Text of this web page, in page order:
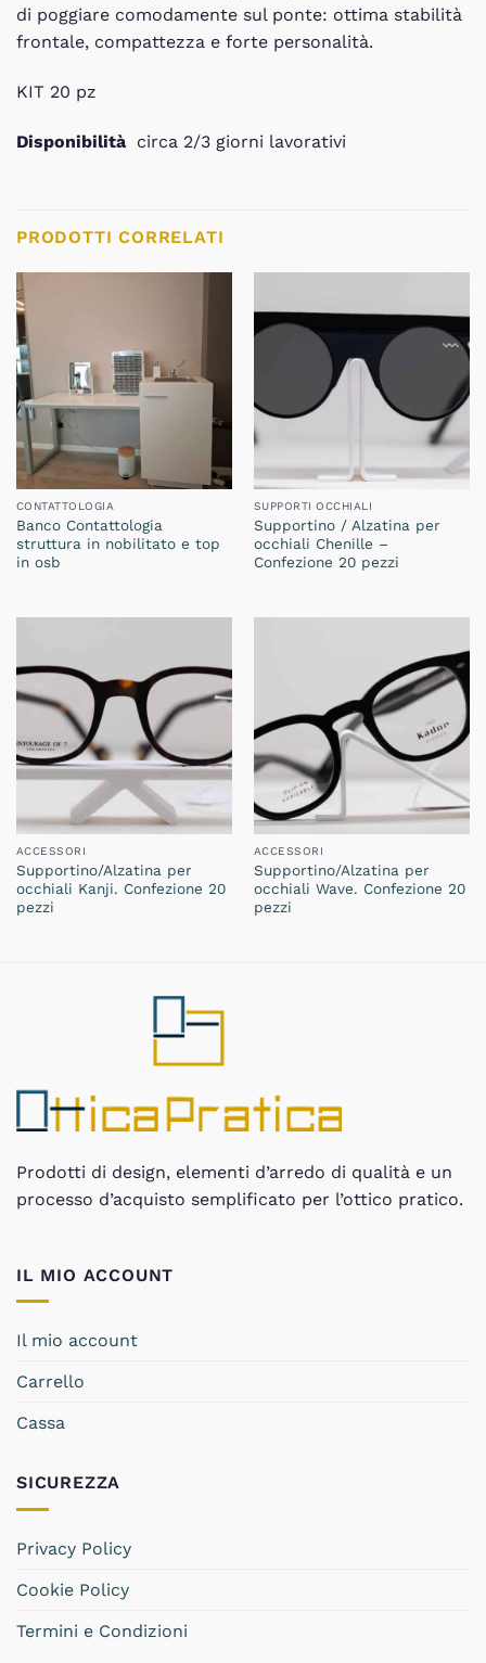
di poggiare comodamente sul ponte: ottima stabilità
frontale, compattezza e forte personalità.
KIT 20 pz
Disponibilità circa 2/3 giorni lavorativi
PRODOTTI CORRELATI
CONTATTOLOGIA
Banco Contattologia
struttura in nobilitato e top
in osb
SUPPORTI OCCHIALI
Supportino / Alzatina per
occhiali Chenille –
Confezione 20 pezzi
ACCESSORI
Supportino/Alzatina per
occhiali Kanji. Confezione 20
pezzi
ACCESSORI
Supportino/Alzatina per
occhiali Wave. Confezione 20
pezzi
Prodotti di design, elementi d’arredo di qualità e un
processo d’acquisto semplificato per l’ottico pratico.
IL MIO ACCOUNT
Il mio account
Carrello
Cassa
SICUREZZA
Privacy Policy
Cookie Policy
Termini e Condizioni